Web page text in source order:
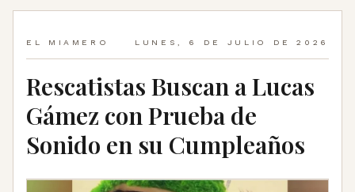
EL MIAMERO LUNES, 6 DE JULIO DE 2026
Rescatistas Buscan a Lucas
Gámez con Prueba de
Sonido en su Cumpleaños